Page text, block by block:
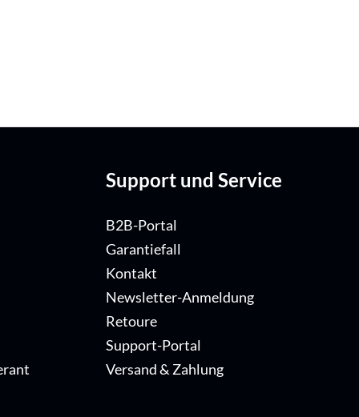
Support und Service
B2B-Portal
Garantiefall
Kontakt
Newsletter-Anmeldung
Retoure
Support-Portal
Versand & Zahlung